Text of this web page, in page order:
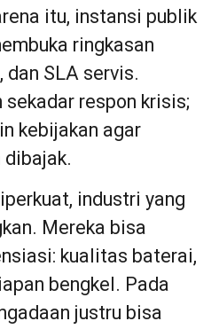
itu, instansi publik
ringkasan
SLA servis.
sekadar respon krisis;
kebijakan agar
dibajak.
industri yang
Mereka bisa
kualitas baterai,
bengkel. Pada
justru bisa